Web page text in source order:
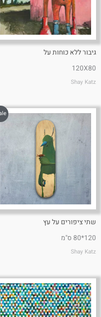
גיבור ללא כוחות על
120X80
Shay Katz
שתי ציפורים על עץ
120*80 ס"מ
Shay Katz